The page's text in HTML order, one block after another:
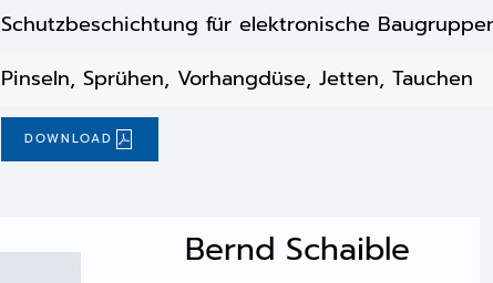
Schutzbeschichtung für elektronische
Pinseln, Sprühen, Vorhangdüse, Jetten, Tauchen
DOWNLOAD
Bernd Schaible